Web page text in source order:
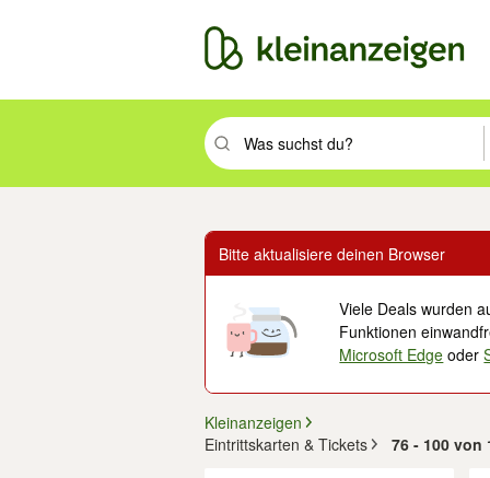
Suchbegriff eingeben. Eingabetaste
Bitte aktualisiere deinen Browser
Viele Deals wurden
Funktionen
Microsoft Edge oder
Kleinanzeigen
Eintrittskarten & Tickets
76 - 100 von